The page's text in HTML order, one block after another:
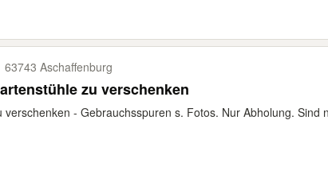
63743 Aschaffenburg
zu verschenken
verschenken - Gebrauchsspuren s. Fotos. Nur Abholung. Sind